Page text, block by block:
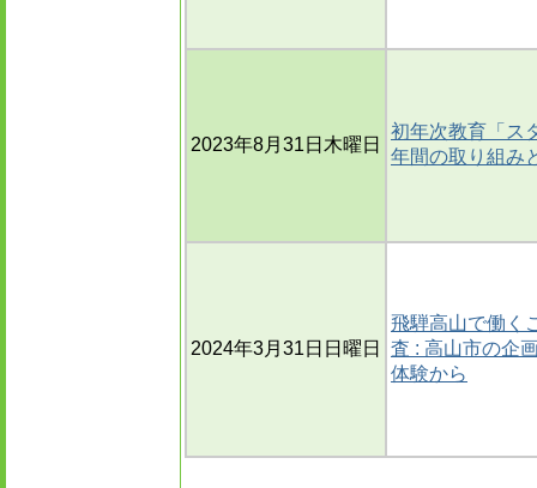
2023年8月31日木曜日
初年次教育「ス
年間の取り組み
2024年3月31日日曜日
飛騨高山で働く
査 : 高山市の企
体験から